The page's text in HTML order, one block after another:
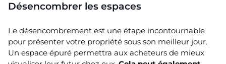
Désencombrer les espaces
Le désencombrement est une étape incontournable
pour présenter votre propriété sous son meilleur jour.
Un espace épuré permettra aux acheteurs de mieux